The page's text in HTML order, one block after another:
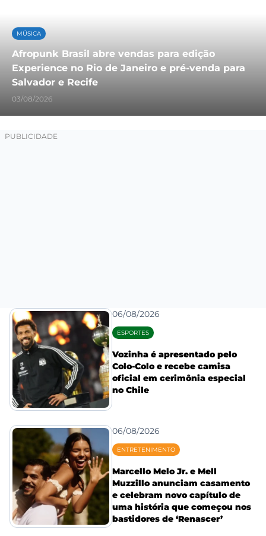
MÚSICA
Afropunk Brasil abre vendas para edição
Experience no Rio de Janeiro e pré-venda para
Salvador e Recife
03/08/2026
06/08/2026
ESPORTES
Vozinha é apresentado pelo
Colo-Colo e recebe camisa
oficial em cerimônia especial
no Chile
06/08/2026
ENTRETENIMENTO
Marcello Melo Jr. e Mell
Muzzillo anunciam casamento
e celebram novo capítulo de
uma história que começou nos
bastidores de ‘Renascer’